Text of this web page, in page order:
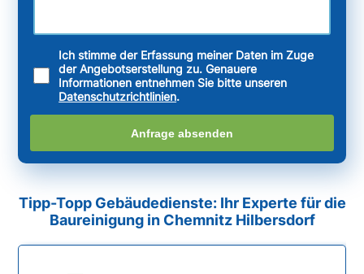
Ich stimme der Erfassung meiner Daten im Zuge
der Angebotserstellung zu. Genauere
Informationen entnehmen Sie bitte unseren
Datenschutzrichtlinien.
Anfrage absenden
Tipp-Topp Gebäudedienste: Ihr Experte für die
Baureinigung in Chemnitz Hilbersdorf